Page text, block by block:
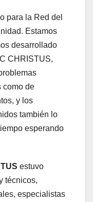
para la Red del
Estamos
desarrollado
CHRISTUS,
como de
y los
también lo
esperando
estuvo
técnicos,
especialistas